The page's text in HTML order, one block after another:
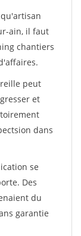
ain, il faut
chantiers
peut
et
dans
se
Des
du
garantie